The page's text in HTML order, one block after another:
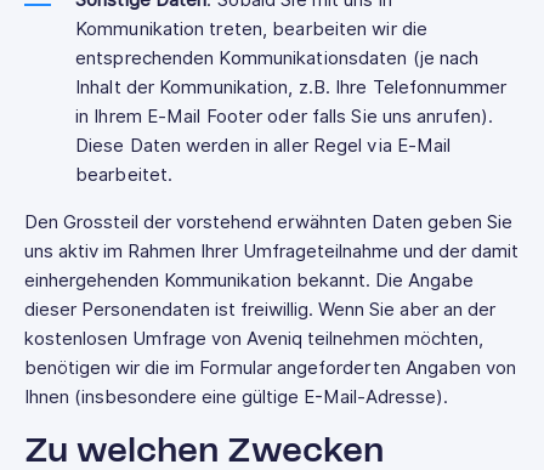
Kommunikation treten, bearbeiten wir die
entsprechenden Kommunikationsdaten (je nach
Inhalt der Kommunikation, z.B. Ihre Telefonnummer
in Ihrem E-Mail Footer oder falls Sie uns anrufen).
Diese Daten werden in aller Regel via E-Mail
bearbeitet.
Den Grossteil der vorstehend erwähnten Daten geben Sie
uns aktiv im Rahmen Ihrer Umfrageteilnahme und der damit
einhergehenden Kommunikation bekannt. Die Angabe
dieser Personendaten ist freiwillig. Wenn Sie aber an der
kostenlosen Umfrage von Aveniq teilnehmen möchten,
benötigen wir die im Formular angeforderten Angaben von
Ihnen (insbesondere eine gültige E-Mail-Adresse).
Zu welchen Zwecken